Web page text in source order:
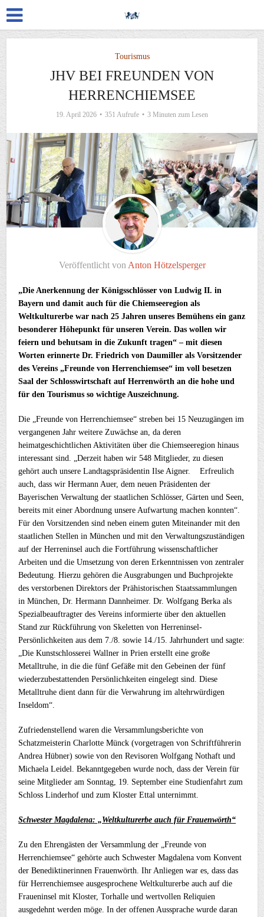
Tourismus
JHV BEI FREUNDEN VON
HERRENCHIEMSEE
19. April 2026 351 Aufrufe 3 Minuten zum Lesen
Veröffentlicht von Anton Hötzelsperger
„Die Anerkennung der Königsschlösser von Ludwig II. in
Bayern und damit auch für die Chiemseeregion als
Weltkulturerbe war nach 25 Jahren unseres Bemühens ein ganz
besonderer Höhepunkt für unseren Verein. Das wollen wir
feiern und behutsam in die Zukunft tragen“ – mit diesen
Worten erinnerte Dr. Friedrich von Daumiller als Vorsitzender
des Vereins „Freunde von Herrenchiemsee“ im voll besetzen
Saal der Schlosswirtschaft auf Herrenwörth an die hohe und
für den Tourismus so wichtige Auszeichnung.
Die „Freunde von Herrenchiemsee“ streben bei 15 Neuzugängen im
vergangenen Jahr weitere Zuwächse an, da deren
heimatgeschichtlichen Aktivitäten über die Chiemseeregion hinaus
interessant sind. „Derzeit haben wir 548 Mitglieder, zu diesen
gehört auch unsere Landtagspräsidentin Ilse Aigner. Erfreulich
auch, dass wir Hermann Auer, dem neuen Präsidenten der
Bayerischen Verwaltung der staatlichen Schlösser, Gärten und Seen,
bereits mit einer Abordnung unsere Aufwartung machen konnten“.
Für den Vorsitzenden sind neben einem guten Miteinander mit den
staatlichen Stellen in München und mit den Verwaltungszuständigen
auf der Herreninsel auch die Fortführung wissenschaftlicher
Arbeiten und die Umsetzung von deren Erkenntnissen von zentraler
Bedeutung. Hierzu gehören die Ausgrabungen und Buchprojekte
des verstorbenen Direktors der Prähistorischen Staatssammlungen
in München, Dr. Hermann Dannheimer. Dr. Wolfgang Berka als
Spezialbeauftragter des Vereins informierte über den aktuellen
Stand zur Rückführung von Skeletten von Herreninsel-
Persönlichkeiten aus dem 7./8. sowie 14./15. Jahrhundert und sagte:
„Die Kunstschlosserei Wallner in Prien erstellt eine große
Metalltruhe, in die die fünf Gefäße mit den Gebeinen der fünf
wiederzubestattenden Persönlichkeiten eingelegt sind. Diese
Metalltruhe dient dann für die Verwahrung im altehrwürdigen
Inseldom“.
Zufriedenstellend waren die Versammlungsberichte von
Schatzmeisterin Charlotte Münck (vorgetragen von Schriftführerin
Andrea Hübner) sowie von den Revisoren Wolfgang Nothaft und
Michaela Leidel. Bekanntgegeben wurde noch, dass der Verein für
seine Mitglieder am Sonntag, 19. September eine Studienfahrt zum
Schloss Linderhof und zum Kloster Ettal unternimmt.
Schwester Magdalena: „Weltkulturerbe auch für Frauenwörth“
Zu den Ehrengästen der Versammlung der „Freunde von
Herrenchiemsee“ gehörte auch Schwester Magdalena vom Konvent
der Benediktinerinnen Frauenwörth. Ihr Anliegen war es, dass das
für Herrenchiemsee ausgesprochene Weltkulturerbe auch auf die
Fraueninsel mit Kloster, Torhalle und wertvollen Reliquien
ausgedehnt werden möge. In der offenen Aussprache wurde daran